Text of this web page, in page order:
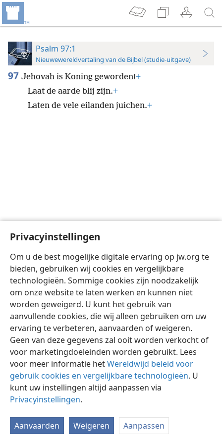
Privacyinstellingen
Om u de best mogelijke digitale ervaring op jw.org te
bieden, gebruiken wij cookies en vergelijkbare
technologieën. Sommige cookies zijn noodzakelijk
om onze website te laten werken en kunnen niet
worden geweigerd. U kunt het gebruik van
aanvullende cookies, die wij alleen gebruiken om uw
ervaring te verbeteren, aanvaarden of weigeren.
Geen van deze gegevens zal ooit worden verkocht of
voor marketingdoeleinden worden gebruikt. Lees
voor meer informatie hetWereldwijd beleid voor
gebruik cookies en vergelijkbare technologieën. U
kunt uw instellingen altijd aanpassen via
Privacyinstellingen.
Aanvaarden Weigeren Aanpassen
Psalm 97:1
Nieuwewereldvertaling van de Bijbel (studie-uitgave)
97 Jehovah is Koning geworden!+
Laat de aarde blij zijn.+
Laten de vele eilanden juichen.+
Nederlands Instellingen
Copyright © 2026 Watch Tower Bible and Tract Society of Pennsylvania
Gebruiksvoorwaarden Privacybeleid
JW.ORG
Inloggen